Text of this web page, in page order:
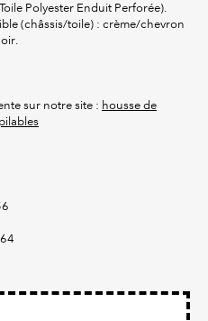
Polyester Enduit Perforée).
(châssis/toile) : crème/chevron
sur notre site : housse de